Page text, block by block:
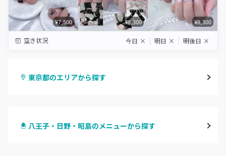
¥7,500 ¥8,300 ¥8,300
空き状況 今日 × 明日 × 明後日 ×
東京都のエリアから探す
八王子・日野・昭島のメニューから探す